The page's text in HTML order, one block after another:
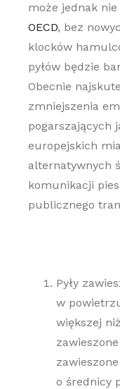
może jednak
OECD, bez
klocków
pyłów będzie
Obecnie
zmniejszenia
pogarszających
europejskich
alternatywnych
komunikacji
publicznego
Pyły
w
większej
o średnicy